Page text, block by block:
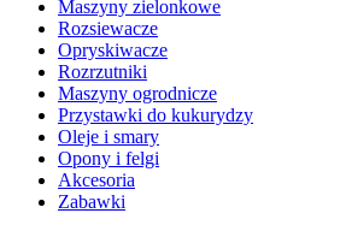
Maszyny zielonkowe
Rozsiewacze
Opryskiwacze
Rozrzutniki
Maszyny ogrodnicze
Przystawki do kukurydzy
Oleje i smary
Opony i felgi
Akcesoria
Zabawki